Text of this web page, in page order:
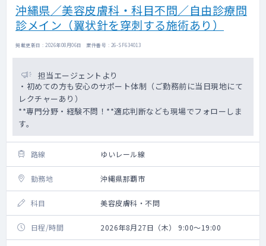
沖縄県／美容皮膚科・科目不問／自由診療問
診メイン（翼状針を穿刺する施術あり）
掲載更新日 : 2026年08月06日 案件番号 : 26-SF634013
担当エージェントより
・初めての方も安心のサポート体制（ご勤務前に当日現地にて
レクチャーあり）
**専門分野・経験不問！**適応判断なども現場でフォローしま
す。
路線 ゆいレール線
勤務地 沖縄県那覇市
科目 美容皮膚科・不問
日程/時間 2026年8月27日（木） 9:00～19:00